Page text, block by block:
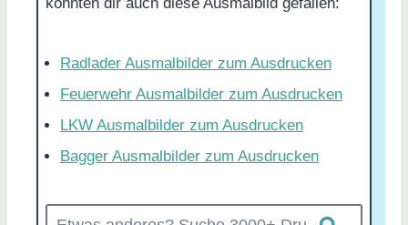
Radlader Ausmalbilder zum Ausdrucken
Feuerwehr Ausmalbilder zum Ausdrucken
LKW Ausmalbilder zum Ausdrucken
Bagger Ausmalbilder zum Ausdrucken